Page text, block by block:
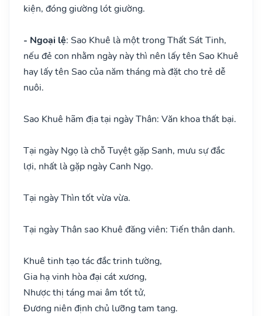
kiện, đóng giường lót giường.
- Ngoại lệ: Sao Khuê là một trong Thất Sát Tinh,
nếu đẻ con nhằm ngày này thì nên lấy tên Sao Khuê
hay lấy tên Sao của năm tháng mà đặt cho trẻ dễ
nuôi.
Sao Khuê hãm địa tại ngày Thân: Văn khoa thất bại.
Tại ngày Ngọ là chỗ Tuyệt gặp Sanh, mưu sự đắc
lợi, nhất là gặp ngày Canh Ngọ.
Tại ngày Thìn tốt vừa vừa.
Tại ngày Thân sao Khuê đăng viên: Tiến thân danh.
Khuê tinh tạo tác đắc trinh tường,
Gia hạ vinh hòa đại cát xương,
Nhược thị táng mai âm tốt tử,
Đương niên định chủ lưỡng tam tang.